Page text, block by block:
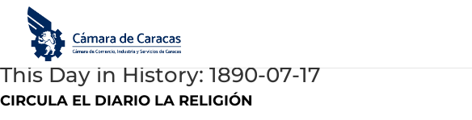
This Day in History: 1890-07-17
CIRCULA EL DIARIO LA RELIGIÓN